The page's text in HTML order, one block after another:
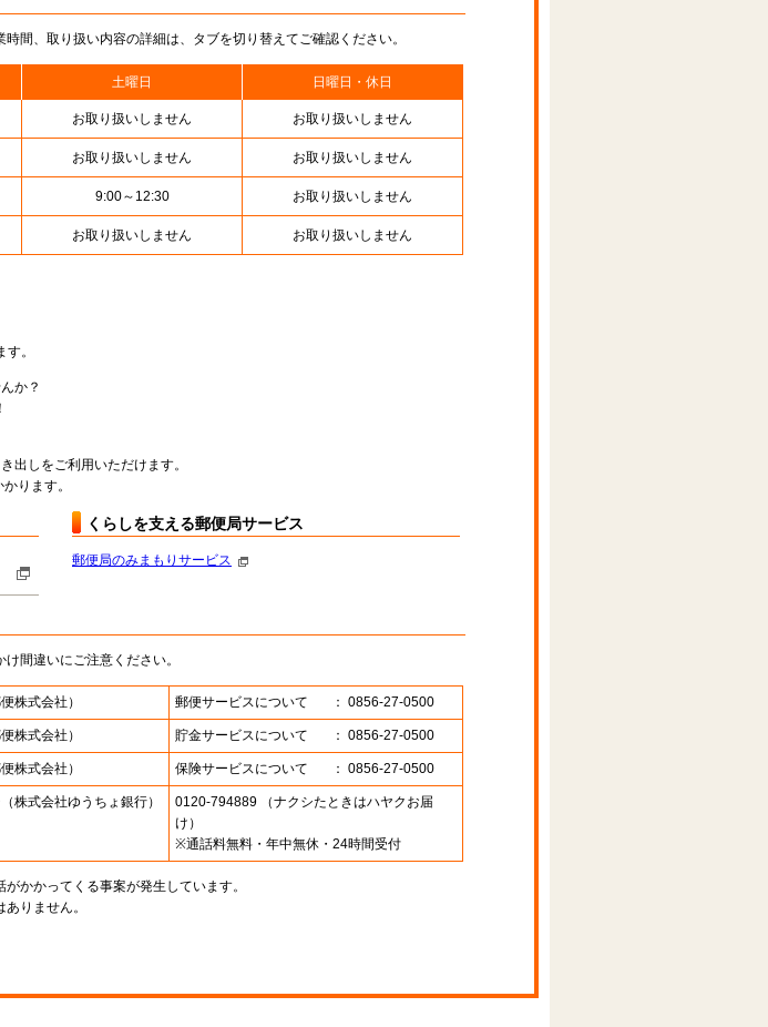
間、取り扱い内容の詳細は、タブを切り替えてご確認ください。
土曜日 日曜日・休日
お取り扱いしません お取り扱いしません
お取り扱いしません お取り扱いしません
9:00～12:30 お取り扱いしません
お取り扱いしません お取り扱いしません
。
か？
出しをご利用いただけます。
ります。
くらしを支える郵便局サービス
郵便局のみまもりサービス
間違いにご注意ください。
株式会社） 郵便サービスについて ： 0856-27-0500
株式会社） 貯金サービスについて ： 0856-27-0500
株式会社） 保険サービスについて ： 0856-27-0500
（株式会社ゆうちょ銀行）
0120-794889 （ナクシたときはハヤクお届
け）
※通話料無料・年中無休・24時間受付
かかってくる事案が発生しています。
りません。